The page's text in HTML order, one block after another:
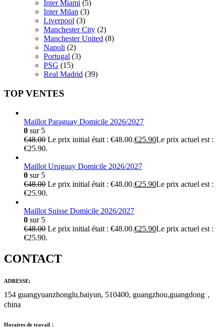
Inter Miami (5)
Inter Milan (3)
Liverpool (3)
Manchester City (2)
Manchester United (8)
Napoli (2)
Portugal (3)
PSG (15)
Real Madrid (39)
TOP VENTES
Maillot Paraguay Domicile 2026/2027
0 sur 5
€48.00 Le prix initial était : €48.00.€25.90Le prix actuel est :
€25.90.
Maillot Uruguay Domicile 2026/2027
0 sur 5
€48.00 Le prix initial était : €48.00.€25.90Le prix actuel est :
€25.90.
Maillot Suisse Domicile 2026/2027
0 sur 5
€48.00 Le prix initial était : €48.00.€25.90Le prix actuel est :
€25.90.
CONTACT
ADRESSE:
154 guangyuanzhonglu,baiyun, 510400, guangzhou,guangdong，
china
Horaires de travail：